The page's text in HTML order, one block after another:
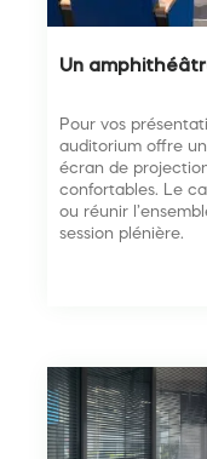
Un
Pour vos
auditorium offre
écran de
confortables. Le
ou réunir
session plénière.